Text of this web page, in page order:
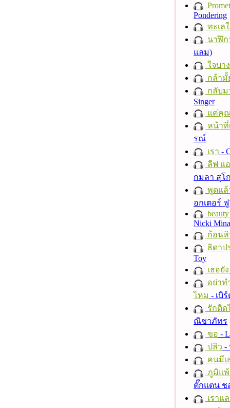
Pondering
ทะเล
นาฬิก
แลม)
ใจบาง
กล้ามั้
กลับม
Singer
แค่คุ
หน้าที่
รณ์
เรา -
ลีฟ แอ
กมลา สุโ
พูดแล้
อกเตอร์
Nicki
ก้อน
ธิดาป
Toy
เธอยัง
อย่าท
ไหม - เบิ
รักติด
ณิชาภัทร
ขอ -
ปลิว -
คนมีเ
ภูมิแพ้
ตั๊กแตน ช
เราแ